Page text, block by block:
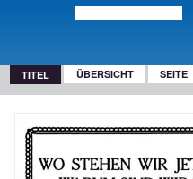
TITEL ÜBERSICHT SEITE